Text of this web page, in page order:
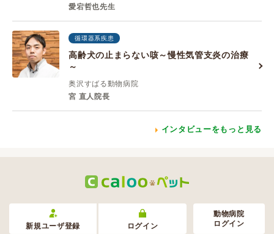
愛宕哲也先生
循環器系疾患
高齢犬の止まらない咳～慢性気管支炎の治療
～
奥沢すばる動物病院
宮 直人院長
インタビューをもっと見る
新規ユーザ登録 ログイン
動物病院
ログイン